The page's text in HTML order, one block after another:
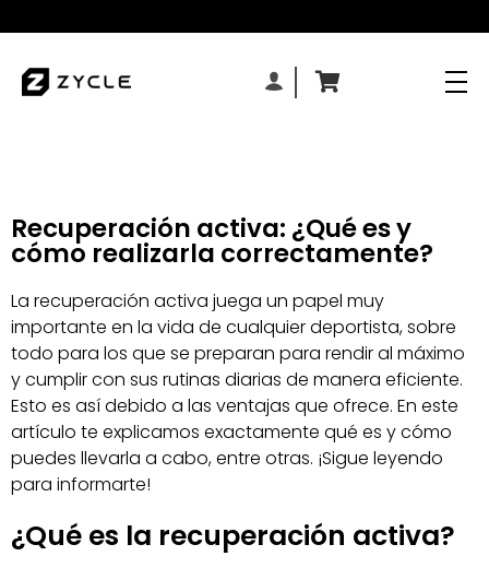
Recuperación activa: ¿Qué es y
cómo realizarla correctamente?
La recuperación activa juega un papel muy
importante en la vida de cualquier deportista, sobre
todo para los que se preparan para rendir al máximo
y cumplir con sus rutinas diarias de manera eficiente.
Esto es así debido a las ventajas que ofrece. En este
artículo te explicamos exactamente qué es y cómo
puedes llevarla a cabo, entre otras. ¡Sigue leyendo
para informarte!
¿Qué es la recuperación activa?